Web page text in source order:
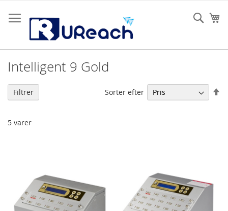
to
Content
Intelligent 9 Gold
5 varer
Sorter efter
Filtrer